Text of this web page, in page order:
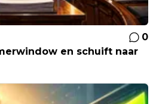
0
en schuift naar